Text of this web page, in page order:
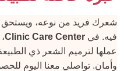
شعرك فريد من نوعه، ويستحق
فيه. في Clinic Care Center
عملها لترميم الشعر ذي
وأمان. تواصلي معنا اليوم